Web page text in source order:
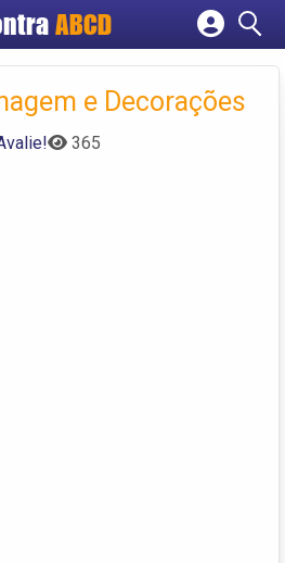
ABCD
Cadastrar empresa
Criar contae Decorações
365